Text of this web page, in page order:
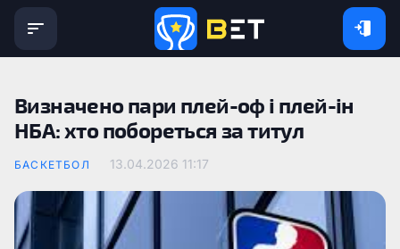
Визначено пари плей-оф і плей-ін
НБА: хто побореться за титул
БАСКЕТБОЛ 13.04.2026 11:17